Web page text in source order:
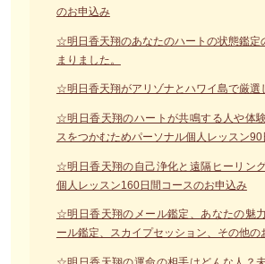
のお申込み
☆明日香天翔のあなたのハートの状態鑑定
まりました。
☆明日香天翔がアリゾナとハワイ島で厳選
☆明日香天翔のハートが共鳴する人や体
スをつかむためパーソナル個人レッスン
☆明日香天翔の自己浄化と遠隔ヒーリン
個人レッスン160日間コースのお申込み
☆明日香天翔のメール鑑定、あなたの魅
ール鑑定、スカイプセッション、その他の